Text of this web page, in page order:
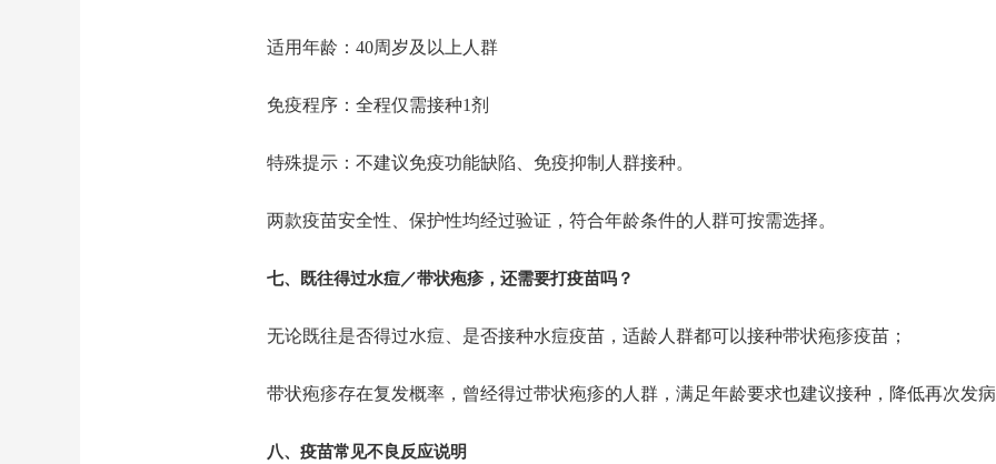
适用年龄：40周岁及以上人群
免疫程序：全程仅需接种1剂
特殊提示：不建议免疫功能缺陷、免疫抑制人群接种。
两款疫苗安全性、保护性均经过验证，符合年龄条件的人群可按需选择。
七、 既往得过水痘／带状疱疹， 还需要打疫苗吗？
无论既往是否得过水痘、是否接种水痘疫苗，适龄人群都可以接种带状疱疹疫苗；
带状疱疹存在复发概率，曾经得过带状疱疹的人群，满足年龄要求也建议接种，降低再次发
八、 疫苗常见不良反应说明